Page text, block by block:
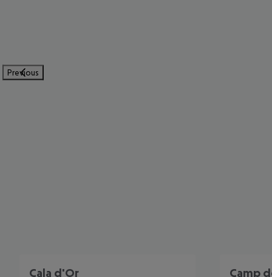
Previous
Cala d'Or Camp